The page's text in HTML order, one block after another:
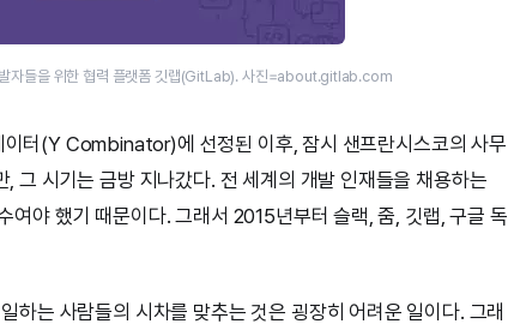
발자들을 위한 협력 플랫폼 깃랩(GitLab). 사진=about.gitlab.com
이터(Y Combinator)에 선정된 이후, 잠시 샌프란시스코의 사무
그 시기는 금방 지나갔다. 전 세계의 개발 인재들을 채용하는
여야 했기 때문이다. 그래서 2015년부터 슬랙, 줌, 깃랩, 구글 독
하는 사람들의 시차를 맞추는 것은 굉장히 어려운 일이다. 그래